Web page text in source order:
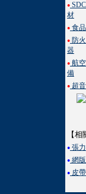
●
材
● 食
● 防
器
● 航
備
● 超
【
● 張
● 網
● 皮